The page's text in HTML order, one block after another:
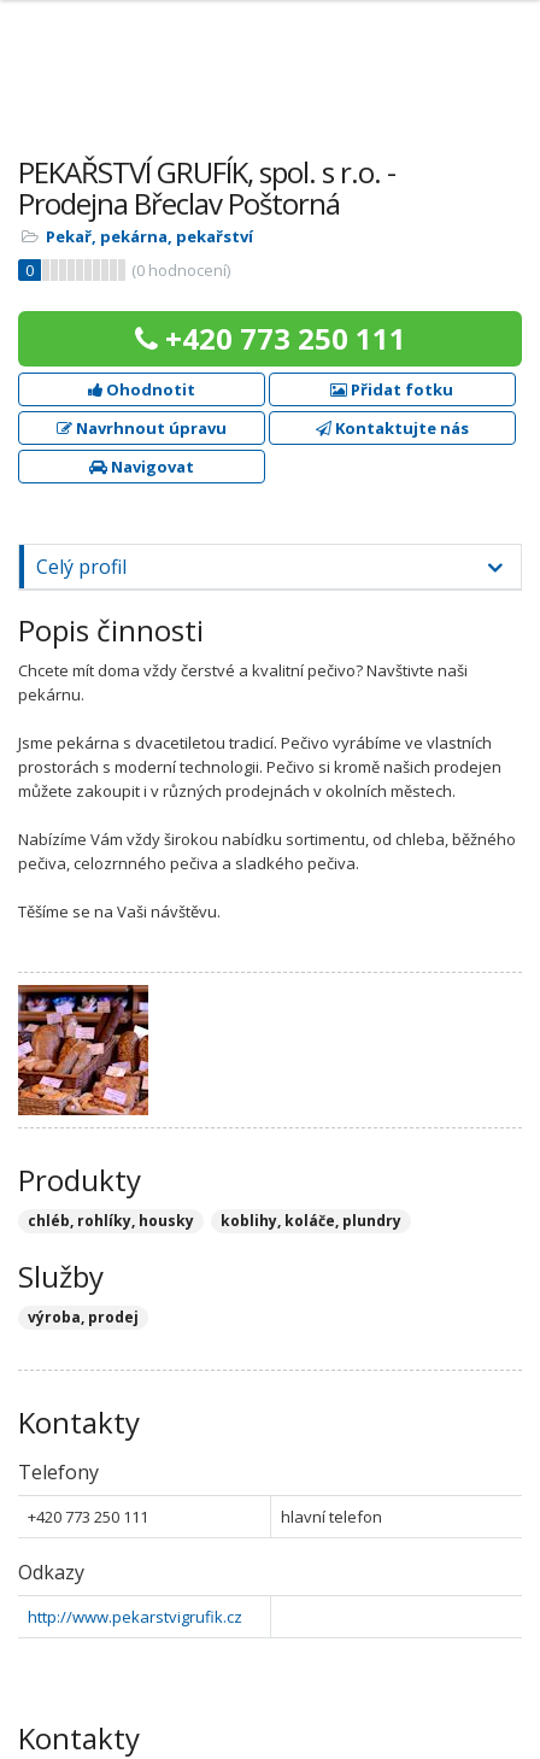
PEKAŘSTVÍ GRUFÍK, spol. s r.o. -
Prodejna Břeclav Poštorná
Pekař, pekárna, pekařství
0
(0 hodnocení)
+420 773 250 111
Ohodnotit
Přidat fotku
Navrhnout úpravu
Kontaktujte nás
Navigovat
Celý profil
Popis činnosti
Chcete mít doma vždy čerstvé a kvalitní pečivo? Navštivte naši
pekárnu.
Jsme pekárna s dvacetiletou tradicí. Pečivo vyrábíme ve vlastních
prostorách s moderní technologii. Pečivo si kromě našich prodejen
můžete zakoupit i v různých prodejnách v okolních městech.
Nabízíme Vám vždy širokou nabídku sortimentu, od chleba, běžného
pečiva, celozrnného pečiva a sladkého pečiva.
Těšíme se na Vaši návštěvu.
Produkty
chléb, rohlíky, housky koblihy, koláče, plundry
Služby
výroba, prodej
Kontakty
Telefony
+420 773 250 111 hlavní telefon
Odkazy
http://www.pekarstvigrufik.cz
Kontakty